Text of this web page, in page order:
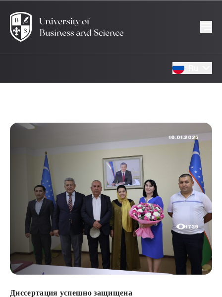
16.01.2025
1739
Диссертация успешно защищена